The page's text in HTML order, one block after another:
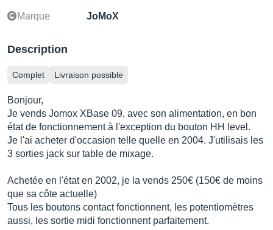
Marque JoMoX
Description
Complet Livraison possible
Bonjour,
Je vends Jomox XBase 09, avec son alimentation, en bon
état de fonctionnement à l'exception du bouton HH level.
Je l'ai acheter d'occasion telle quelle en 2004. J'utilisais les
3 sorties jack sur table de mixage.
Achetée en l'état en 2002, je la vends 250€ (150€ de moins
que sa côte actuelle)
Tous les boutons contact fonctionnent, les potentiomètres
aussi, les sortie midi fonctionnent parfaitement.